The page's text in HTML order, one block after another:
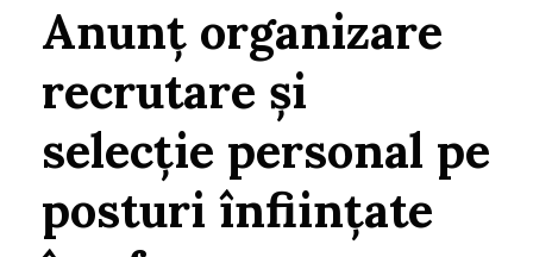
Anunț organizare
recrutare și
selecție personal pe
posturi înființate